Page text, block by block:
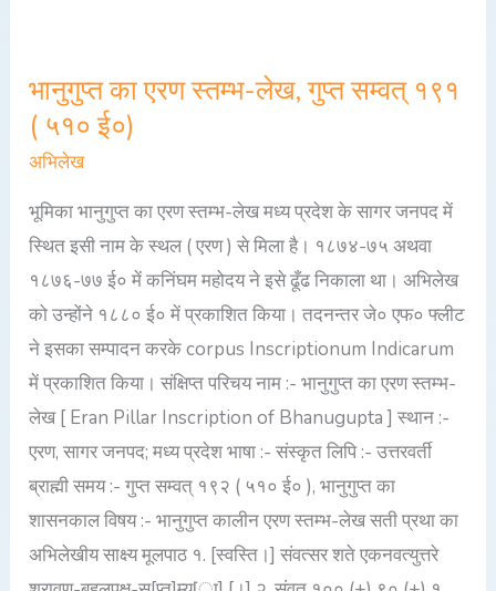
भानुगुप्त का एरण स्तम्भ-लेख, गुप्त सम्वत् १९१
( ५१० ई०)
अभिलेख
भूमिका भानुगुप्त का एरण स्तम्भ-लेख मध्य प्रदेश के सागर जनपद में
स्थित इसी नाम के स्थल ( एरण ) से मिला है। १८७४-७५ अथवा
१८७६-७७ ई० में कनिंघम महोदय ने इसे ढूँढ निकाला था। अभिलेख
को उन्होंने १८८० ई० में प्रकाशित किया। तदनन्तर जे० एफ० फ्लीट
ने इसका सम्पादन करके corpus Inscriptionum Indicarum
में प्रकाशित किया। संक्षिप्त परिचय नाम :- भानुगुप्त का एरण स्तम्भ-
लेख [ Eran Pillar Inscription of Bhanugupta ] स्थान :-
एरण, सागर जनपद; मध्य प्रदेश भाषा :- संस्कृत लिपि :- उत्तरवर्ती
ब्राह्मी समय :- गुप्त सम्वत् १९२ ( ५१० ई० ), भानुगुप्त का
शासनकाल विषय :- भानुगुप्त कालीन एरण स्तम्भ-लेख सती प्रथा का
अभिलेखीय साक्ष्य मूलपाठ १. [स्वस्ति।] संवत्सर शते एकनवत्युत्तरे
भानुगुप्त
का
एरण
लेख,
गुप्त
सम्वत्
१९१
५१०
ई०)